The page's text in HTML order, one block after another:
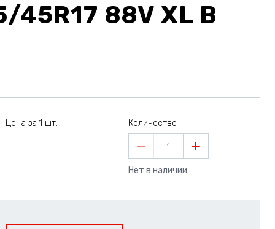
45R17 88V XL В
Цена за 1 шт. Количество
1
Нет в наличии